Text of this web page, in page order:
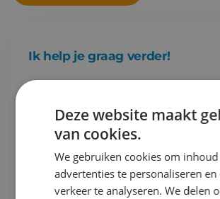
Ik help je graag verder!
Projectleider schoolreizen &
Gaan we samen aan de slag?
Bel mij op076 522 30 57
Deze website maakt
van cookies.
We gebruiken cookies om inhoud
advertenties te personaliseren
verkeer te analyseren. We delen